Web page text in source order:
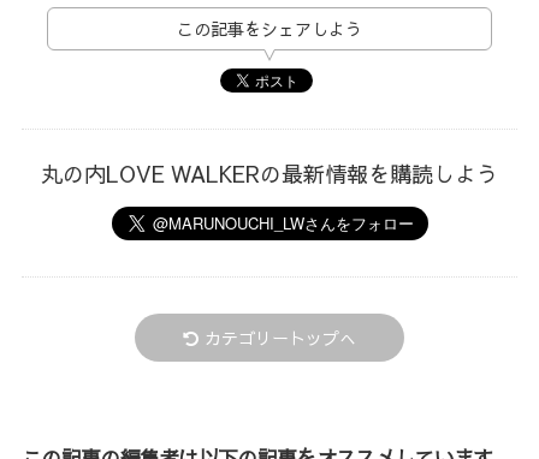
この記事をシェアしよう
丸の内LOVE WALKERの最新情報を購読しよう
カテゴリートップへ